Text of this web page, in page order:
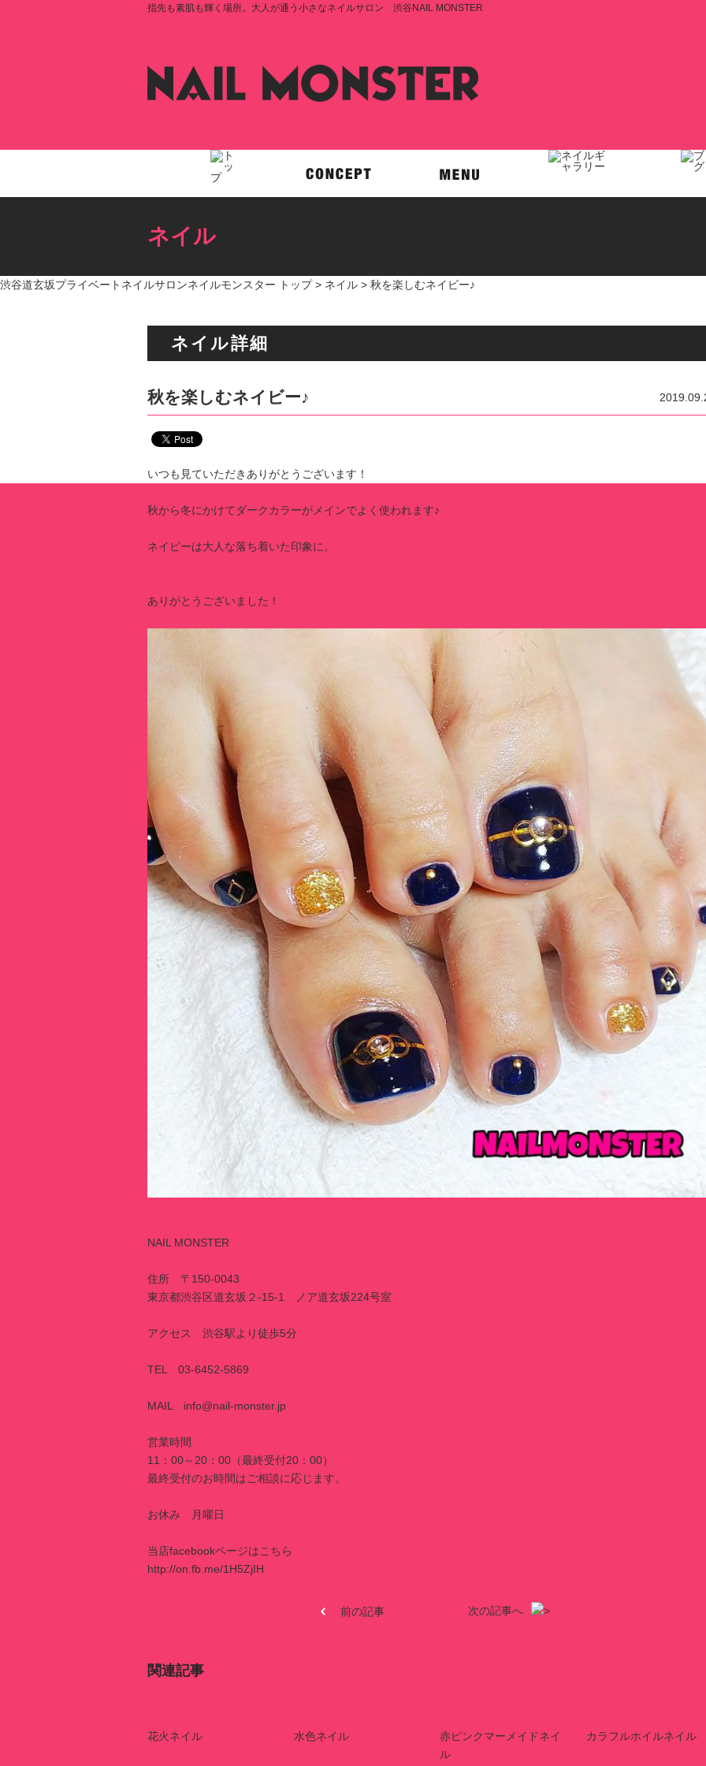
指先も素肌も輝く場所。大人が通う小さなネイルサロン 渋谷NAIL MONSTER
ネイル
渋谷道玄坂プライベートネイルサロンネイルモンスター トップ > ネイル > 秋を楽しむネイビー♪
ネイル詳細
秋を楽しむネイビー♪
いつも見ていただきありがとうございます！
秋から冬にかけてダークカラーがメインでよく使われます♪
ネイビーは大人な落ち着いた印象に。
ありがとうございました！
NAIL MONSTER
住所 〒150-0043
東京都渋谷区道玄坂２-15-1 ノア道玄坂224号室
アクセス 渋谷駅より徒歩5分
TEL 03-6452-5869
MAIL info@nail-monster.jp
営業時間
11：00～20：00（最終受付20：00）
最終受付のお時間はご相談に応じます。
お休み 月曜日
当店facebookページはこちら
http://on.fb.me/1H5ZjIH
前の記事 次の記事へ
関連記事
花火ネイル 水色ネイル
赤ピンクマーメイドネイ
ル
カラフルホイルネイル